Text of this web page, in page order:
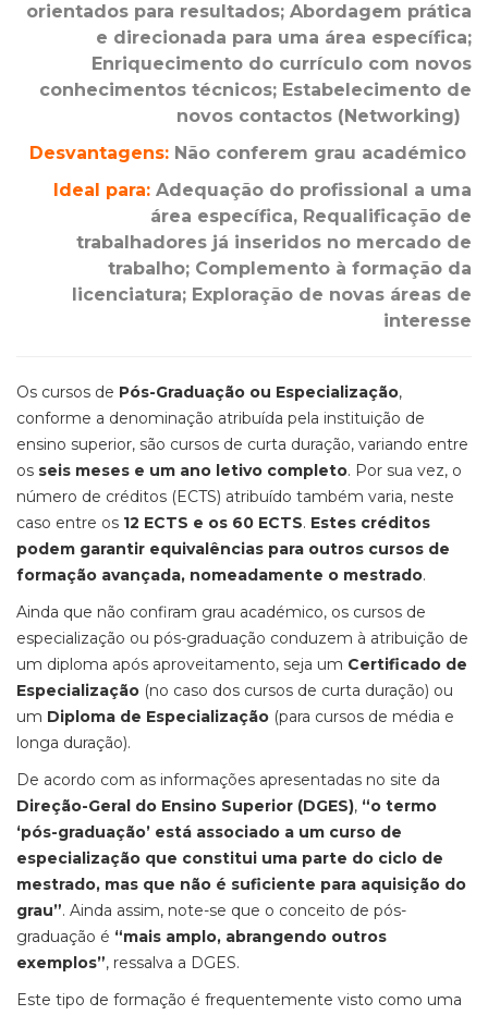
orientados para resultados; Abordagem prática
e direcionada para uma área específica;
Enriquecimento do currículo com novos
conhecimentos técnicos; Estabelecimento de
novos contactos (Networking)
Desvantagens: Não conferem grau académico
Ideal para: Adequação do profissional a uma
área específica, Requalificação de
trabalhadores já inseridos no mercado de
trabalho; Complemento à formação da
licenciatura; Exploração de novas áreas de
interesse
Os cursos de Pós-Graduação ou Especialização,
conforme a denominação atribuída pela instituição de
ensino superior, são cursos de curta duração, variando entre
os seis meses e um ano letivo completo. Por sua vez, o
número de créditos (ECTS) atribuído também varia, neste
caso entre os 12 ECTS e os 60 ECTS. Estes créditos
podem garantir equivalências para outros cursos de
formação avançada, nomeadamente o mestrado.
Ainda que não confiram grau académico, os cursos de
especialização ou pós-graduação conduzem à atribuição de
um diploma após aproveitamento, seja um Certificado de
Especialização (no caso dos cursos de curta duração) ou
um Diploma de Especialização (para cursos de média e
longa duração).
De acordo com as informações apresentadas no site da
Direção-Geral do Ensino Superior (DGES), “o termo
‘pós-graduação’ está associado a um curso de
especialização que constitui uma parte do ciclo de
mestrado, mas que não é suficiente para aquisição do
grau”. Ainda assim, note-se que o conceito de pós-
graduação é “mais amplo, abrangendo outros
exemplos”, ressalva a DGES.
Este tipo de formação é frequentemente visto como uma